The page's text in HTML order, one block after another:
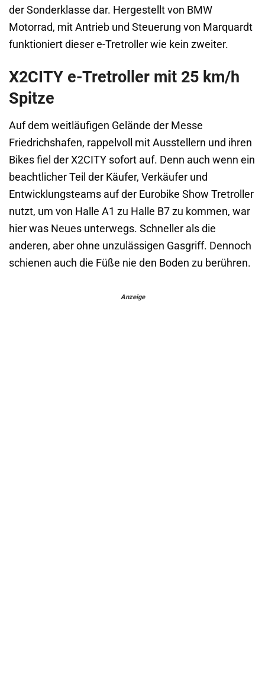
der Sonderklasse dar. Hergestellt von BMW
Motorrad, mit Antrieb und Steuerung von Marquardt
funktioniert dieser e-Tretroller wie kein zweiter.
X2CITY e-Tretroller mit 25 km/h
Spitze
Auf dem weitläufigen Gelände der Messe
Friedrichshafen, rappelvoll mit Ausstellern und ihren
Bikes fiel der X2CITY sofort auf. Denn auch wenn ein
beachtlicher Teil der Käufer, Verkäufer und
Entwicklungsteams auf der Eurobike Show Tretroller
nutzt, um von Halle A1 zu Halle B7 zu kommen, war
hier was Neues unterwegs. Schneller als die
anderen, aber ohne unzulässigen Gasgriff. Dennoch
schienen auch die Füße nie den Boden zu berühren.
Anzeige